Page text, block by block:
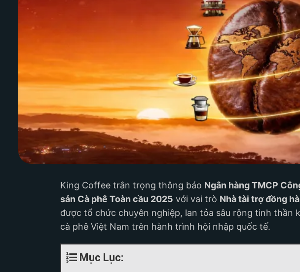
King Coffee trân trọng thông báo Ngân hàng TMCP
sản Cà phê Toàn cầu 2025 với vai trò Nhà tài trợ đồng
được tổ chức chuyên nghiệp, lan tỏa sâu rộng tinh
cà phê Việt Nam trên hành trình hội nhập quốc tế.
Mục Lục: